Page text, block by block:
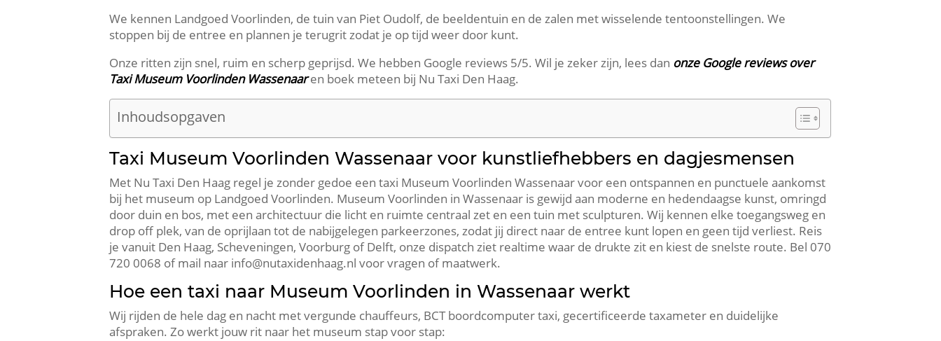
We kennen Landgoed Voorlinden, de tuin van Piet Oudolf, de beeldentuin en de zalen met wisselende tentoonstellingen. We
stoppen bij de entree en plannen je terugrit zodat je op tijd weer door kunt.
Onze ritten zijn snel, ruim en scherp geprijsd. We hebben Google reviews 5/5. Wil je zeker zijn, lees dan onze Google reviews over
Taxi Museum Voorlinden Wassenaaren boek meteen bij Nu Taxi Den Haag.
Inhoudsopgaven
Taxi Museum Voorlinden Wassenaar voor kunstliefhebbers en dagjesmensen
Met Nu Taxi Den Haag regel je zonder gedoe een taxi Museum Voorlinden Wassenaar voor een ontspannen en punctuele aankomst
bij het museum op Landgoed Voorlinden. Museum Voorlinden in Wassenaar is gewijd aan moderne en hedendaagse kunst, omringd
door duin en bos, met een architectuur die licht en ruimte centraal zet en een tuin met sculpturen. Wij kennen elke toegangsweg en
drop off plek, van de oprijlaan tot de nabijgelegen parkeerzones, zodat jij direct naar de entree kunt lopen en geen tijd verliest. Reis
je vanuit Den Haag, Scheveningen, Voorburg of Delft, onze dispatch ziet realtime waar de drukte zit en kiest de snelste route. Bel 070
720 0068 of mail naar info@nutaxidenhaag.nl voor vragen of maatwerk.
Hoe een taxi naar Museum Voorlinden in Wassenaar werkt
Wij rijden de hele dag en nacht met vergunde chauffeurs, BCT boordcomputer taxi, gecertificeerde taxameter en duidelijke
afspraken. Zo werkt jouw rit naar het museum stap voor stap: